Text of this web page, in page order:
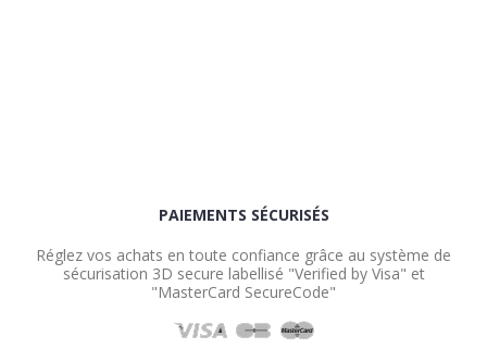
PAIEMENTS SÉCURISÉS
Réglez vos achats en toute confiance grâce au système de
sécurisation 3D secure labellisé "Verified by Visa" et
"MasterCard SecureCode"